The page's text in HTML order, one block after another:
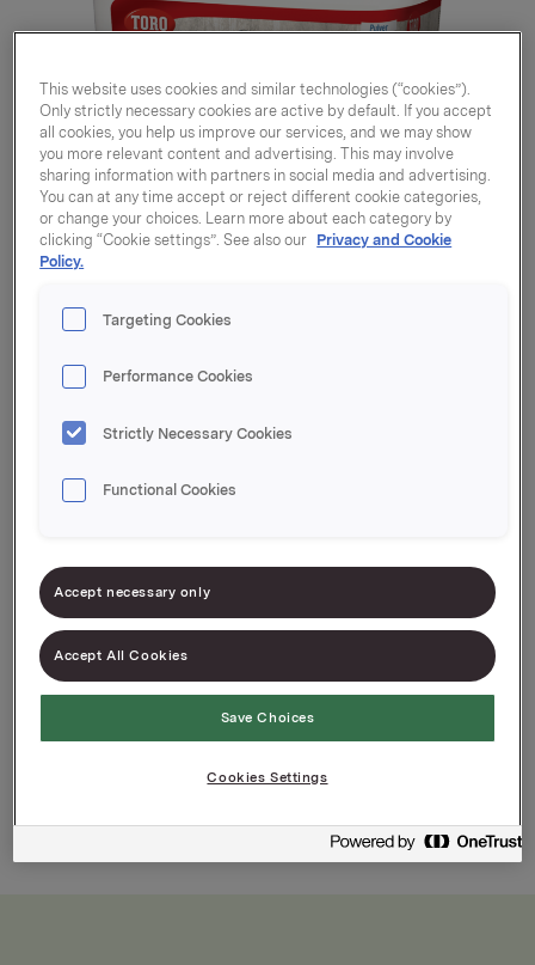
Melkepulver proteinrikt
500g
Varenummer: 07039010546423
Melkepulver for tilføring av ekstra energi og
protein ved tilberedning av mat
This website uses cookies and similar technologies (“cookies”).
Only strictly necessary cookies are active by default. If you accept
all cookies, you help us improve our services, and we may show
you more relevant content and advertising. This may involve
sharing information with partners in social media and advertising.
You can at any time accept or reject different cookie categories,
or change your choices. Learn more about each category by
clicking “Cookie settings”. See also our Privacy and Cookie
Policy.
Targeting Cookies
Performance Cookies
Strictly Necessary Cookies
Functional Cookies
Accept necessary only
Accept All Cookies
Save Choices
Cookies Settings